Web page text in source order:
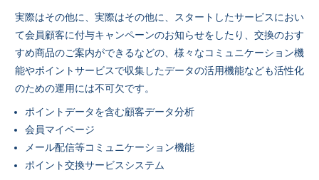
実際はその他に、実際はその他に、スタートしたサービスにおい
て会員顧客に付与キャンペーンのお知らせをしたり、交換のおす
すめ商品のご案内ができるなどの、様々なコミュニケーション機
能やポイントサービスで収集したデータの活用機能なども活性化
のための運用には不可欠です。
ポイントデータを含む顧客データ分析
会員マイページ
メール配信等コミュニケーション機能
ポイント交換サービスシステム